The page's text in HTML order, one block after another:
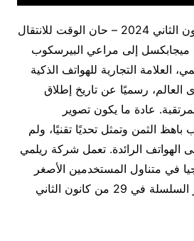
شنتشن، الصين، 15 كانون الثاني 2024 – حان الوقت للانتقال
إلى ما هو أبعد من 200 ميجابكسل إلى مراعي البيرسكوب
العلامة التجارية للهواتف الذكية
العالم، رسميًا عن تاريخ إطلاق
12 برو المرتقبة. عادة ما يكون تصوير
باهظ الثمن وتمثل تحديًا تقنيًا، ولم
الهواتف الرائدة. تعمل شركة ريلمي
في متناول المستخدمين الأصغر
سنًا، ومن المقرر إصدار السلسلة في 29 من كانون الثاني